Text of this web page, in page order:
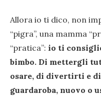
Allora io ti dico, non
“pigra”, una mamma
“pratica”: io ti
bimbo. Di mettergli
osare, di divertirti e
guardaroba, nuovo o